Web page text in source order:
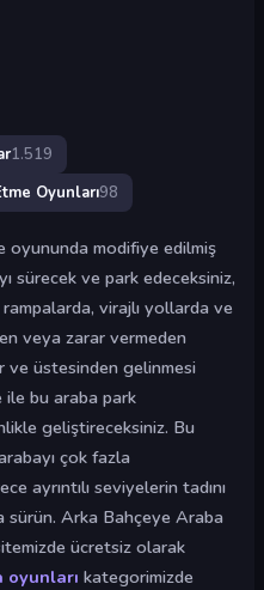
1.519
Oyunları98
oyununda modifiye edilmiş
sürecek ve park edeceksiniz,
virajlı yollarda ve
veya zarar vermeden
ve üstesinden gelinmesi
bu araba park
geliştireceksiniz. Bu
çok fazla
ayrıntılı seviyelerin tadını
sürün. Arka Bahçeye Araba
ücretsiz olarak
oyunları kategorimizde